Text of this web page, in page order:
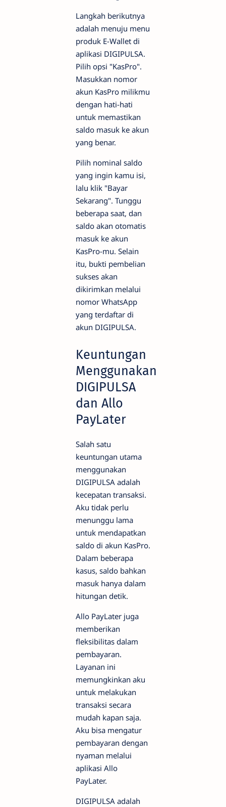
Langkah berikutnya
adalah menuju menu
produk E-Wallet di
aplikasi DIGIPULSA.
Pilih opsi "KasPro".
Masukkan nomor
akun KasPro milikmu
dengan hati-hati
untuk memastikan
saldo masuk ke akun
yang benar.
Pilih nominal saldo
yang ingin kamu isi,
lalu klik "Bayar
Sekarang". Tunggu
beberapa saat, dan
saldo akan otomatis
masuk ke akun
KasPro-mu. Selain
itu, bukti pembelian
sukses akan
dikirimkan melalui
nomor WhatsApp
yang terdaftar di
akun DIGIPULSA.
Keuntungan
Menggunakan
DIGIPULSA
dan Allo
PayLater
Salah satu
keuntungan utama
menggunakan
DIGIPULSA adalah
kecepatan transaksi.
Aku tidak perlu
menunggu lama
untuk mendapatkan
saldo di akun KasPro.
Dalam beberapa
kasus, saldo bahkan
masuk hanya dalam
hitungan detik.
Allo PayLater juga
memberikan
fleksibilitas dalam
pembayaran.
Layanan ini
memungkinkan aku
untuk melakukan
transaksi secara
mudah kapan saja.
Aku bisa mengatur
pembayaran dengan
nyaman melalui
aplikasi Allo
PayLater.
DIGIPULSA adalah